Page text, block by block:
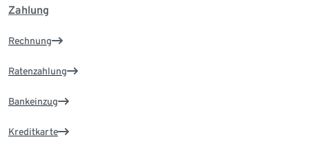
Zahlung
Rechnung
Ratenzahlung
Bankeinzug
Kreditkarte